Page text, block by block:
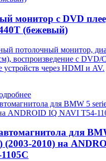
монитор с DVD
(бежевый)
потолочный монитор,
воспроизведение с DVD/
устройств через HDMI и AV.
для
(2003-2010) на